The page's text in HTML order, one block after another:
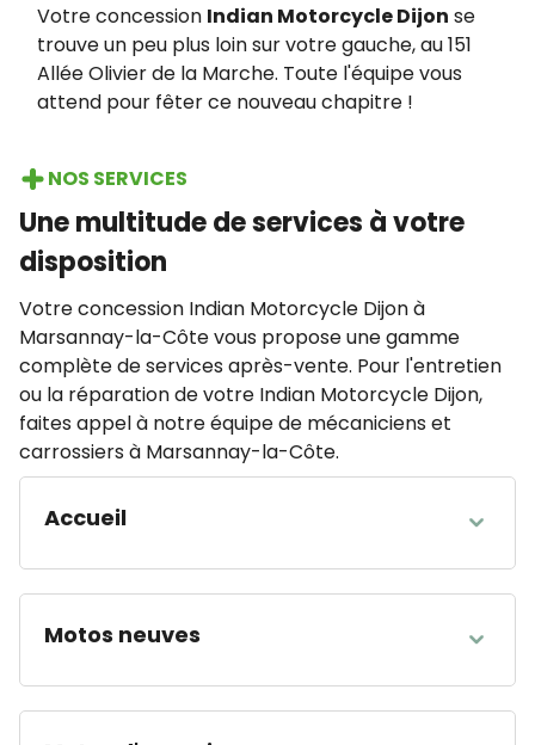
Votre concession Indian Motorcycle Dijon se
trouve un peu plus loin sur votre gauche, au 151
Allée Olivier de la Marche. Toute l'équipe vous
attend pour fêter ce nouveau chapitre !
NOS SERVICES
Une multitude de services à votre
disposition
Votre concession Indian Motorcycle Dijon à
Marsannay-la-Côte vous propose une gamme
complète de services après-vente. Pour l'entretien
ou la réparation de votre Indian Motorcycle Dijon,
faites appel à notre équipe de mécaniciens et
carrossiers à Marsannay-la-Côte.
Accueil
Lundi
fermé
Mardi
09:15 - 12:00 13:00 - 19:00
Jeudi
09:15 - 12:00 13:00 - 19:00
Motos neuves
Lundi
fermé